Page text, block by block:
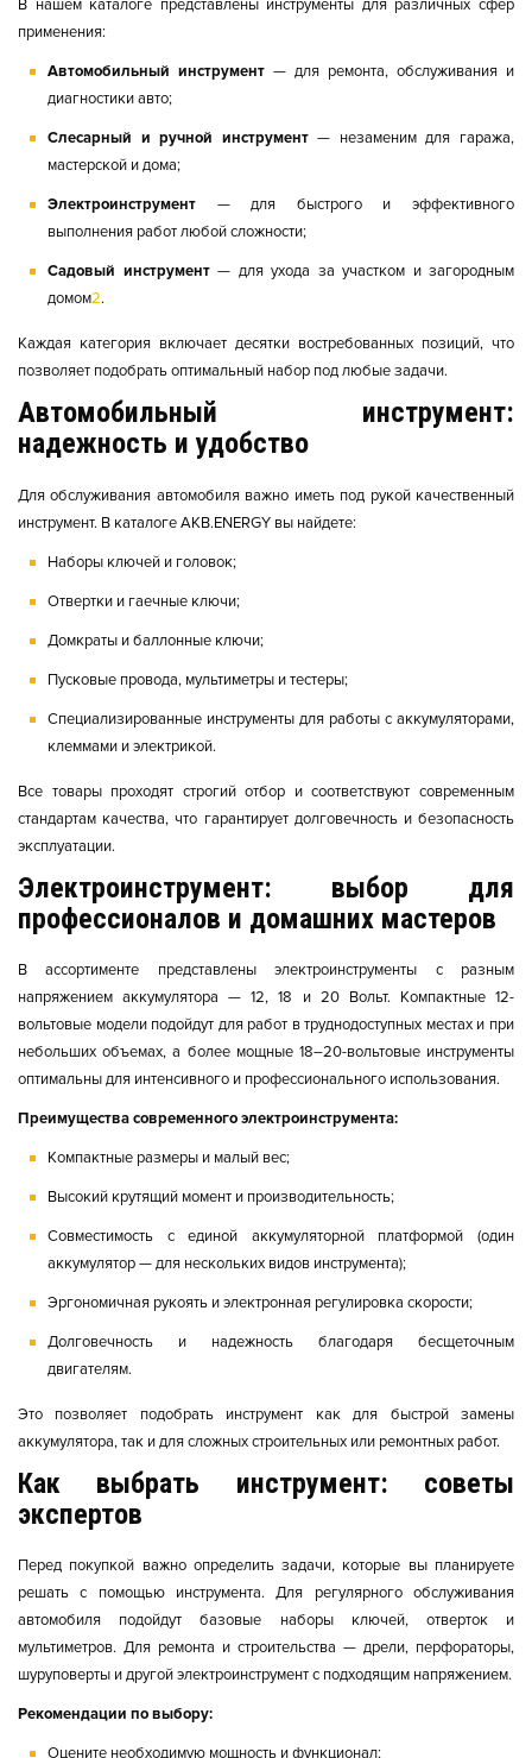
В нашем каталоге представлены инструменты для различных сфер
применения:
Автомобильный инструмент — для ремонта, обслуживания и
диагностики авто;
Слесарный и ручной инструмент— незаменим для гаража,
мастерской и дома;
Электроинструмент — для быстрого и эффективного
выполнения работ любой сложности;
Садовый инструмент— для ухода за участком и загородным
домом2.
Каждая категория включает десятки востребованных позиций, что
позволяет подобрать оптимальный набор под любые задачи.
Автомобильный инструмент:
надежность и удобство
Для обслуживания автомобиля важно иметь под рукой качественный
инструмент. В каталоге AKB.ENERGY вы найдете:
Наборы ключей и головок;
Отвертки и гаечные ключи;
Домкраты и баллонные ключи;
Пусковые провода, мультиметры и тестеры;
Специализированные инструменты для работы с аккумуляторами,
клеммами и электрикой.
Все товары проходят строгий отбор и соответствуют современным
стандартам качества, что гарантирует долговечность и безопасность
эксплуатации.
Электроинструмент: выбор для
профессионалов и домашних мастеров
В ассортименте представлены электроинструменты с разным
напряжением аккумулятора — 12, 18 и 20 Вольт. Компактные 12-
вольтовые модели подойдут для работ в труднодоступных местах и при
небольших объемах, а более мощные 18–20-вольтовые инструменты
оптимальны для интенсивного и профессионального использования.
Преимущества современного электроинструмента:
Компактные размеры и малый вес;
Высокий крутящий момент и производительность;
Совместимость с единой аккумуляторной платформой (один
аккумулятор — для нескольких видов инструмента);
Эргономичная рукоять и электронная регулировка скорости;
Долговечность и надежность благодаря бесщеточным
двигателям.
Это позволяет подобрать инструмент как для быстрой замены
аккумулятора, так и для сложных строительных или ремонтных работ.
Как выбрать инструмент: советы
экспертов
Перед покупкой важно определить задачи, которые вы планируете
решать с помощью инструмента. Для регулярного обслуживания
автомобиля подойдут базовые наборы ключей, отверток и
мультиметров. Для ремонта и строительства — дрели, перфораторы,
шуруповерты и другой электроинструмент с подходящим напряжением.
Рекомендации по выбору:
Оцените необходимую мощность и функционал;